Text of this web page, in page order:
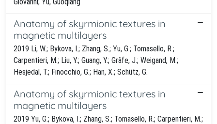
Anatomy of skyrmionic textures in
magnetic multilayers
2019 Li, W.; Bykova, I.; Zhang, S.; Yu, G.; Tomasello, R.;
Carpentieri, M.; Liu, Y.; Guang, Y.; Gräfe, J.; Weigand, M.;
Hesjedal, T.; Finocchio, G.; Han, X.; Schütz, G.
Anatomy of skyrmionic textures in
magnetic multilayers
2019 Yu, G.; Bykova, I.; Zhang, S.; Tomasello, R.; Carpentieri, M.;